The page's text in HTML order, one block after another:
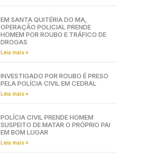
EM SANTA QUITÉRIA DO MA,
OPERAÇÃO POLICIAL PRENDE
HOMEM POR ROUBO E TRÁFICO DE
DROGAS
Leia mais »
INVESTIGADO POR ROUBO É PRESO
PELA POLÍCIA CIVIL EM CEDRAL
Leia mais »
POLÍCIA CIVIL PRENDE HOMEM
SUSPEITO DE MATAR O PRÓPRIO PAI
EM BOM LUGAR
Leia mais »